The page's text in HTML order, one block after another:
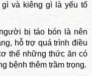
gì và kiêng gì là yếu tố
bị táo bón là nên
hỗ trợ quá trình điều
thể những thức ăn có
bệnh thêm trầm trọng.